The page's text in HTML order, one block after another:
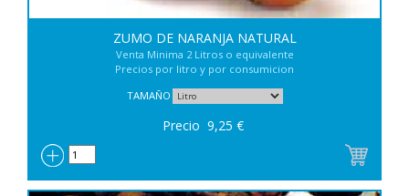
ZUMO DE NARANJA NATURAL
Venta Minima 2 Litros o equivalente
Precios por litro y por consumicion
TAMAÑO
Precio 9,25 €